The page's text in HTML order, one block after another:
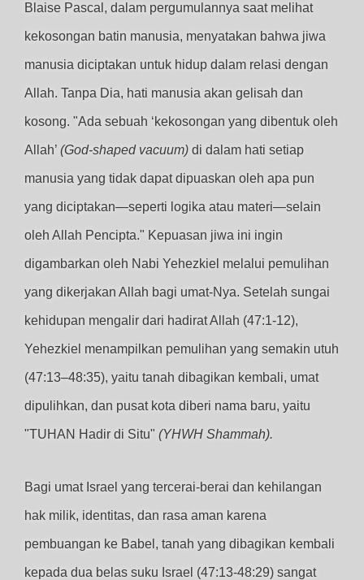
Blaise Pascal, dalam pergumulannya saat melihat
kekosongan batin manusia, menyatakan bahwa jiwa
manusia diciptakan untuk hidup dalam relasi dengan
Allah. Tanpa Dia, hati manusia akan gelisah dan
kosong. "Ada sebuah ‘kekosongan yang dibentuk oleh
Allah’ (God-shaped vacuum) di dalam hati setiap
manusia yang tidak dapat dipuaskan oleh apa pun
yang diciptakan—seperti logika atau materi—selain
oleh Allah Pencipta." Kepuasan jiwa ini ingin
digambarkan oleh Nabi Yehezkiel melalui pemulihan
yang dikerjakan Allah bagi umat-Nya. Setelah sungai
kehidupan mengalir dari hadirat Allah (47:1-12),
Yehezkiel menampilkan pemulihan yang semakin utuh
(47:13–48:35), yaitu tanah dibagikan kembali, umat
dipulihkan, dan pusat kota diberi nama baru, yaitu
"TUHAN Hadir di Situ" (YHWH Shammah).
Bagi umat Israel yang tercerai-berai dan kehilangan
hak milik, identitas, dan rasa aman karena
pembuangan ke Babel, tanah yang dibagikan kembali
kepada dua belas suku Israel (47:13-48:29) sangat